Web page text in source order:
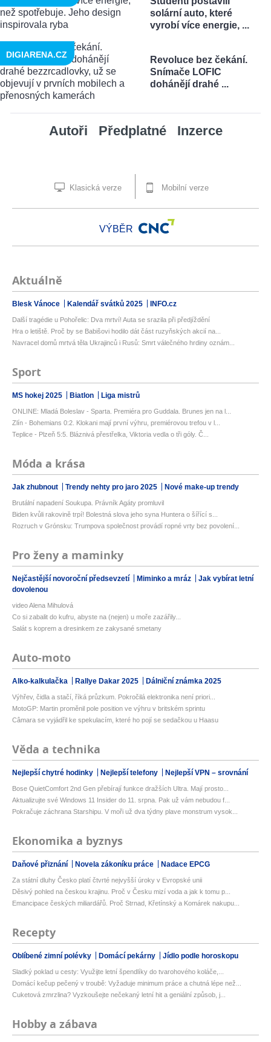
solární auto, které
vyrobí více energie, ...
Revoluce bez čekání.
Snímače LOFIC
dohánějí drahé ...
DIGIARENA.CZ
Autoři Předplatné Inzerce
Klasická verze Mobilní verze
VÝBĚR
Aktuálně
Blesk Vánoce Kalendář svátků 2025 INFO.cz
Další tragédie u Pohořelic: Dva mrtví! Auta se srazila při předjíždění
Hra o letiště. Proč by se Babišovi hodilo dát část ruzyňských akcií na...
Navracel domů mrtvá těla Ukrajinců i Rusů: Smrt válečného hrdiny oznám...
Sport
MS hokej 2025 Biatlon Liga mistrů
ONLINE: Mladá Boleslav - Sparta. Premiéra pro Guddala. Brunes jen na l...
Zlín - Bohemians 0:2. Klokani mají první výhru, premiérovou trefou v l...
Teplice - Plzeň 5:5. Bláznivá přestřelka, Viktoria vedla o tři góly. Č...
Móda a krása
Jak zhubnout Trendy nehty pro jaro 2025 Nové make-up trendy
Brutální napadení Soukupa. Právník Agáty promluvil
Biden kvůli rakovině trpí! Bolestná slova jeho syna Huntera o šířící s...
Rozruch v Grónsku: Trumpova společnost provádí ropné vrty bez povolení...
Pro ženy a maminky
Nejčastější novoroční předsevzetí Miminko a mráz
Jak vybírat letní
dovolenou
video Alena Mihulová
Co si zabalit do kufru, abyste na (nejen) u moře zazářily...
Salát s koprem a dresinkem ze zakysané smetany
Auto-moto
Alko-kalkulačka Rallye Dakar 2025 Dálniční známka 2025
Výhřev, čidla a stačí, říká průzkum. Pokročilá elektronika není priori...
MotoGP: Martin proměnil pole position ve výhru v britském sprintu
Câmara se vyjádřil ke spekulacím, které ho pojí se sedačkou u Haasu
Věda a technika
Nejlepší chytré hodinky Nejlepší telefony Nejlepší VPN – srovnání
Bose QuietComfort 2nd Gen přebírají funkce dražších Ultra. Mají prosto...
Aktualizujte své Windows 11 Insider do 11. srpna. Pak už vám nebudou f...
Pokračuje záchrana Starshipu. V moři už dva týdny plave monstrum vysok...
Ekonomika a byznys
Daňové přiznání Novela zákoníku práce Nadace EPCG
Za státní dluhy Česko platí čtvrté nejvyšší úroky v Evropské unii
Děsivý pohled na českou krajinu. Proč v Česku mizí voda a jak k tomu p...
Emancipace českých miliardářů. Proč Strnad, Křetínský a Komárek nakupu...
Recepty
Oblíbené zimní polévky Domácí pekárny Jídlo podle horoskopu
Sladký poklad u cesty: Využijte letní špendlíky do tvarohového koláče,...
Domácí kečup pečený v troubě: Vyžaduje minimum práce a chutná lépe než...
Cuketová zmrzlina? Vyzkoušejte nečekaný letní hit a geniální způsob, j...
Hobby a zábava